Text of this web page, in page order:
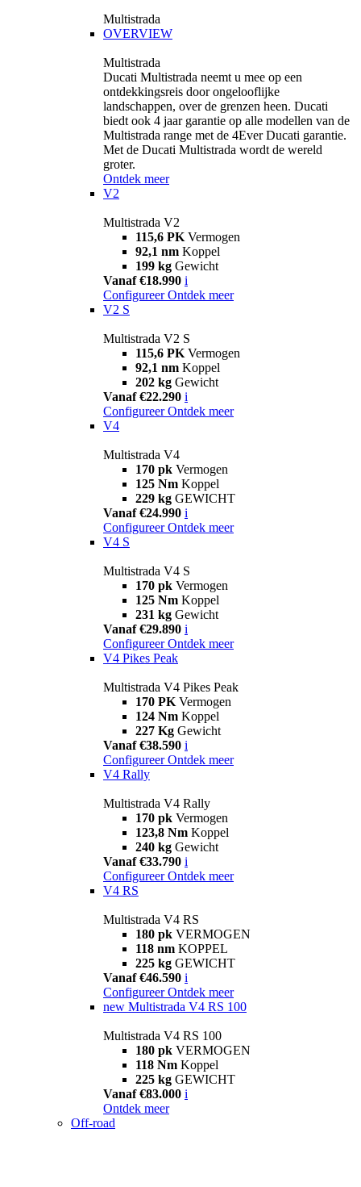
Multistrada
OVERVIEW
Multistrada
Ducati Multistrada neemt u mee op een
ontdekkingsreis door ongelooflijke
landschappen, over de grenzen heen. Ducati
biedt ook 4 jaar garantie op alle modellen van de
Multistrada range met de 4Ever Ducati garantie.
Met de Ducati Multistrada wordt de wereld
groter.
Ontdek meer
V2
Multistrada V2
115,6 PK Vermogen
92,1 nm Koppel
199 kg Gewicht
Vanaf €18.990 i
Configureer Ontdek meer
V2 S
Multistrada V2 S
115,6 PK Vermogen
92,1 nm Koppel
202 kg Gewicht
Vanaf €22.290 i
Configureer Ontdek meer
V4
Multistrada V4
170 pk Vermogen
125 Nm Koppel
229 kg GEWICHT
Vanaf €24.990 i
Configureer Ontdek meer
V4 S
Multistrada V4 S
170 pk Vermogen
125 Nm Koppel
231 kg Gewicht
Vanaf €29.890 i
Configureer Ontdek meer
V4 Pikes Peak
Multistrada V4 Pikes Peak
170 PK Vermogen
124 Nm Koppel
227 Kg Gewicht
Vanaf €38.590 i
Configureer Ontdek meer
V4 Rally
Multistrada V4 Rally
170 pk Vermogen
123,8 Nm Koppel
240 kg Gewicht
Vanaf €33.790 i
Configureer Ontdek meer
V4 RS
Multistrada V4 RS
180 pk VERMOGEN
118 nm KOPPEL
225 kg GEWICHT
Vanaf €46.590 i
Configureer Ontdek meer
new Multistrada V4 RS 100
Multistrada V4 RS 100
180 pk VERMOGEN
118 Nm Koppel
225 kg GEWICHT
Vanaf €83.000 i
Ontdek meer
Off-road